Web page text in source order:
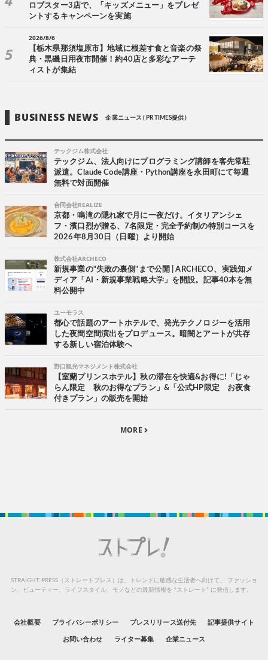
ロブスター3店で、「キッズメニュー」をプレゼ
ントするキャンペーンを実施
2026/8/6
【栃木県那須塩原市】地域に根差す食と音楽の祭
典・黒磯日用夜市開催！約40店と多彩なアーテ
ィストが集結
BUSINESS NEWS 企業ニュース ( PR TIMES提供 )
テックジム株式会社
テックジム、法人向けにプログラミング講師を客先常駐
派遣。Claude Code講座・Python講座を永田町にて毎週
無料で対面開催
合同会社REALIZE
京都・鳴滝の隠れ家で月に一夜だけ。イタリアンシェ
フ・濱口烈が贈る、7名限定・完全予約制の特別コースを
2026年8月30日（日曜）より開始
株式会社ARCHECO
新規事業の"失敗の裏側"まで公開 | ARCHECO、実践知メ
ディア「AI・新規事業戦略大学」を開設。記事40本を無
料公開中
ユーモラス
都心で話題のアートホテルで、発光テクノロジーを活用
した夜間空間演出をプロデュース。暗闇とアートが共存
する新しい宿泊体験へ
野口観光マネジメント株式会社
【室蘭プリンスホテル】秋の滞在を快適&お得に!「じゃ
らん限定 秋のお得なプラン」&「公式HP限定 お夜食
付きプラン」の販売を開始
MORE
STRAIGHT PRESS（ストレートプレス）は、トレンドに敏感な生活者へ向けて、
ファッショ
ン、ビューティー、ライフスタイル、モノなどの最新情報を “ストレート” に発信します。
会社概要 プライバシーポリシー プレスリリース送付先 記事提供サイト
お問い合わせ ライター募集 企業ニュース